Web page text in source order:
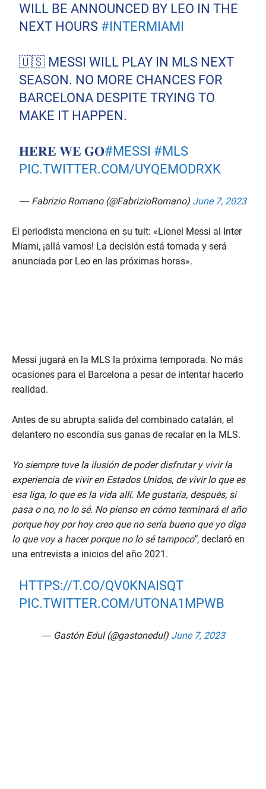
WILL BE ANNOUNCED BY LEO IN THE
NEXT HOURS #INTERMIAMI
🇺🇸 MESSI WILL PLAY IN MLS NEXT
SEASON. NO MORE CHANCES FOR
BARCELONA DESPITE TRYING TO
MAKE IT HAPPEN.
𝐇𝐄𝐑𝐄 𝐖𝐄 𝐆𝐎#MESSI #MLS
PIC.TWITTER.COM/UYQEMODRXK
— Fabrizio Romano (@FabrizioRomano) June 7, 2023
El periodista menciona en su tuit: «Lionel Messi al Inter
Miami, ¡allá vamos! La decisión está tomada y será
anunciada por Leo en las próximas horas».
Messi jugará en la MLS la próxima temporada. No más
ocasiones para el Barcelona a pesar de intentar hacerlo
realidad.
Antes de su abrupta salida del combinado catalán, el
delantero no escondía sus ganas de recalar en la MLS.
Yo siempre tuve la ilusión de poder disfrutar y vivir la
experiencia de vivir en Estados Unidos, de vivir lo que es
esa liga, lo que es la vida allí. Me gustaría, después, si
pasa o no, no lo sé. No pienso en cómo terminará el año
porque hoy por hoy creo que no sería bueno que yo diga
lo que voy a hacer porque no lo sé tampoco”, declaró en
una entrevista a inicios del año 2021.
HTTPS://T.CO/QV0KNAISQT
PIC.TWITTER.COM/UTONA1MPWB
— Gastón Edul (@gastonedul) June 7, 2023